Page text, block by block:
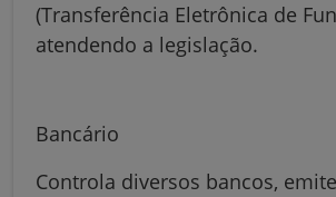
(Transferência Eletrônica de
atendendo a legislação.
Bancário
Controla diversos bancos,